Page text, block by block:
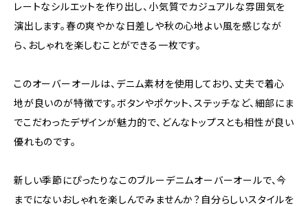
レートなシルエットを作り出し、小気質でカジュアルな雰囲気を
演出します。春の爽やかな日差しや秋の心地よい風を感じなが
ら、おしゃれを楽しむことができる一枚です。
このオーバーオールは、デニム素材を使用しており、丈夫で着心
地が良いのが特徴です。ボタンやポケット、ステッチなど、細部にま
でこだわったデザインが魅力的で、どんなトップスとも相性が良い
優れものです。
新しい季節にぴったりなこのブルーデニムオーバーオールで、今
までにないおしゃれを楽しんでみませんか？自分らしいスタイルを